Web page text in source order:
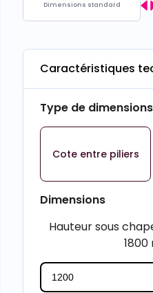
Dimensions standard
Caractéristiques
Type de dimensions
Cote entre piliers
Dimensions
Hauteur sous